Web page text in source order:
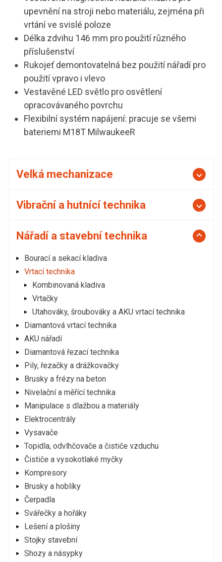
Velká mechanizace
Vibrační a hutnící technika
Nářadí a stavební technika
Bourací a sekací kladiva
Vrtací technika
Kombinovaná kladiva
Vrtačky
Utahováky, šroubováky a AKU vrtací technika
Diamantová vrtací technika
AKU nářadí
Diamantová řezací technika
Pily, řezačky a drážkovačky
Brusky a frézy na beton
Nivelační a měřící technika
Manipulace s dlažbou a materiály
Elektrocentrály
Vysavače
Topidla, odvlhčovače a čističe vzduchu
Čističe a vysokotlaké myčky
Kompresory
Brusky a hoblíky
Čerpadla
Svářečky a hořáky
Lešení a plošiny
Stojky stavební
Shozy a násypky
upevnění na stroji nebo materiálu, zejména při
vrtání ve svislé poloze
Délka zdvihu 146 mm pro použití různého
příslušenství
Rukojeť demontovatelná bez použití nářadí pro
použití vpravo i vlevo
Vestavěné LED světlo pro osvětlení
opracovávaného povrchu
Flexibilní systém napájení: pracuje se všemi
bateriemi M18T MilwaukeeR